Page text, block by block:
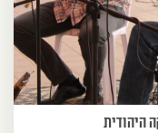
היהודית